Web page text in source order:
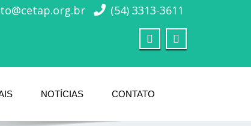
(54) 3313-3611
NOTÍCIAS CONTATO